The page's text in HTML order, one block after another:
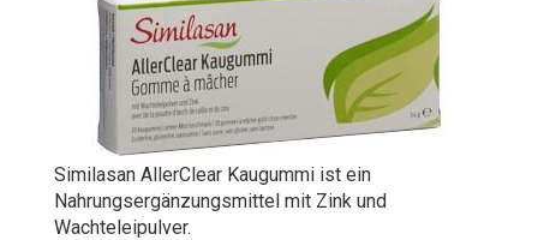
Similasan AllerClear Kaugummi ist ein
Nahrungsergänzungsmittel mit Zink und
Wachteleipulver.